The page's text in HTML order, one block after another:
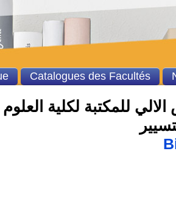
للمكتبة لكلية
Catalogues des Facultés